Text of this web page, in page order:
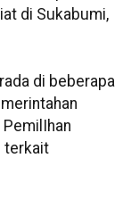
di Sukabumi,
di beberapa
terkait